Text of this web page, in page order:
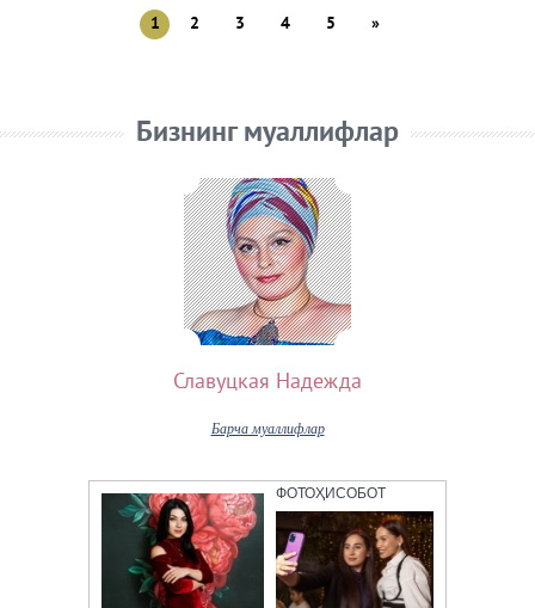
1 2 3 4 5 »
Бизнинг муаллифлар
Славуцкая Надежда
Барча муаллифлар
ФОТОҲИСОБОТ